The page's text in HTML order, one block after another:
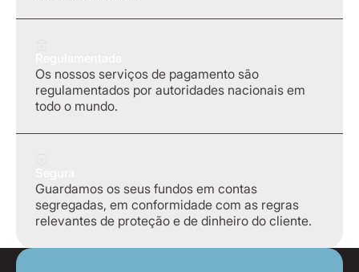
Os nossos serviços de pagamento são
regulamentados por autoridades nacionais em
todo o mundo.
Guardamos os seus fundos em contas
segregadas, em conformidade com as regras
relevantes de proteção e de dinheiro do cliente.